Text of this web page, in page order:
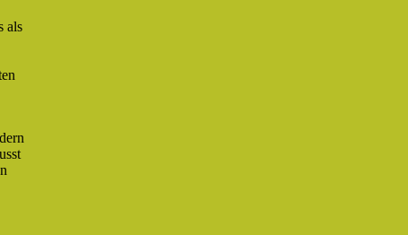
als